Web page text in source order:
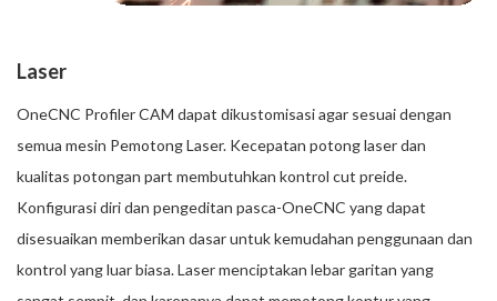
Laser
OneCNC Profiler CAM dapat dikustomisasi agar sesuai dengan
semua mesin Pemotong Laser. Kecepatan potong laser dan
kualitas potongan part membutuhkan kontrol cut preide.
Konfigurasi diri dan pengeditan pasca-OneCNC yang dapat
disesuaikan memberikan dasar untuk kemudahan penggunaan dan
kontrol yang luar biasa. Laser menciptakan lebar garitan yang